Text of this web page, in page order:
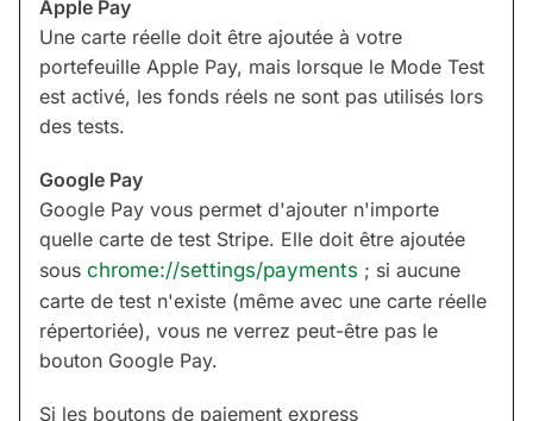
Apple Pay
Une carte réelle doit être ajoutée à votre
portefeuille Apple Pay, mais lorsque le Mode Test
est activé, les fonds réels ne sont pas utilisés lors
des tests.
Google Pay
Google Pay vous permet d'ajouter n'importe
quelle carte de test Stripe. Elle doit être ajoutée
sous chrome://settings/payments ; si aucune
carte de test n'existe (même avec une carte réelle
répertoriée), vous ne verrez peut-être pas le
bouton Google Pay.
Si les boutons de paiement express